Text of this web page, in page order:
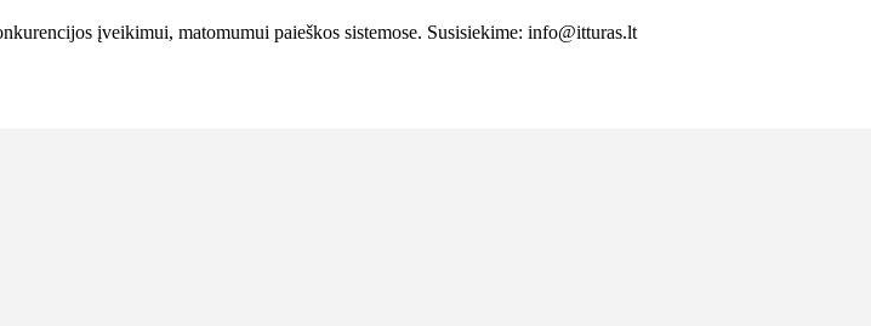
įveikimui, matomumui paieškos sistemose. Susisiekime: info@itturas.lt